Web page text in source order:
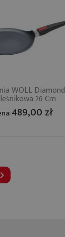
WOLL Diamond
26 Cm
489,00 zł
